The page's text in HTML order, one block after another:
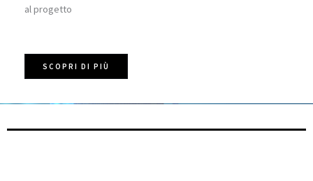
al progetto
SCOPRI DI PIÙ